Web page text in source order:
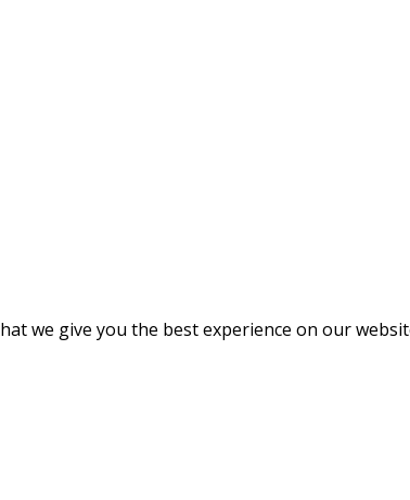
we give you the best experience on our